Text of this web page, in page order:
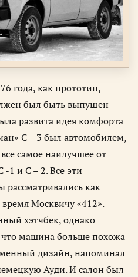
года, как прототип,
был быть выпущен
развита идея комфорта
С – 3 был автомобилем,
самое наилучшее от
-1 и С – 2. Все эти
как
Москвичу «412».
хэтчбек, однако
машина больше похожа
дизайн, напоминал
Ауди. И салон был